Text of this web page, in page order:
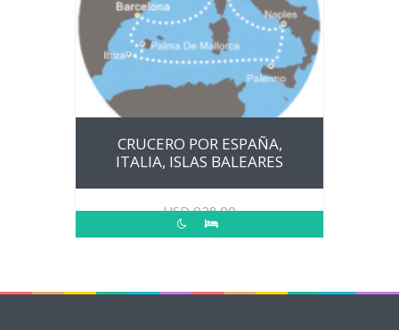
CRUCERO POR ESPAÑA,
ITALIA, ISLAS BALEARES
USD928.00